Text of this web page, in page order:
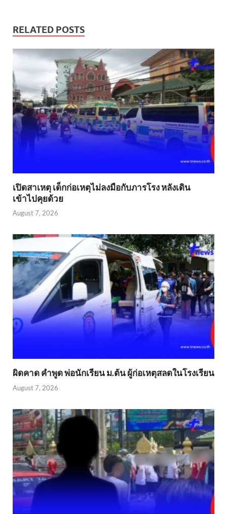
RELATED POSTS
เปิดสาเหตุ เด็กก่อเหตุไม่ลงมือกับภารโรง หลังเดิน
เข้าไปคุยด้วย
August 7, 2026
ผิดคาด คำพูด พ่อนักเรียน ม.ต้น ผู้ก่อเหตุสลดในโรงเรียน
August 7, 2026